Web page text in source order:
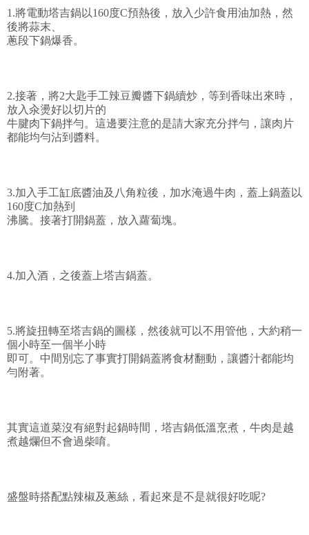
1.將電動塔吉鍋以160度C預熱後，放入少許食用油加熱，然
後將蒜末、
蔥段下鍋爆香。
2.接著，將2大匙手工辣豆瓣醬下鍋續炒，等到香味出來時，
放入汆燙好以切片的
牛腱肉下鍋拌勻。這邊要注意的是請大家充分拌勻，讓肉片
都能均勻沾到醬料。
3.加入手工缸底醬油及八角粒後，加水淹過牛肉，蓋上鍋蓋以
160度C加熱到
沸騰。接著打開鍋蓋，放入蘿蔔塊。
4.加入酒，之後蓋上塔吉鍋蓋。
5.將旋扭轉至塔吉鍋的圖樣，然後就可以不用管他，大約稍一
個小時至一個半小時
即可。中間別忘了事實打開鍋蓋將食材翻動，讓醬汁都能均
勻附著。
其實這道菜沒有絕對起鍋時間，塔吉鍋低溫烹煮，牛肉是越
煮越爛但不會過柴唷。
盛盤時搭配點辣椒及蔥絲，看起來是不是就很好吃呢?